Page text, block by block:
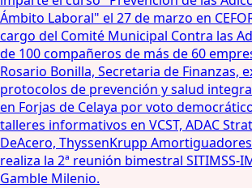
Ámbito Laboral" el 27 de marzo en
cargo del Comité Municipal Contra las
de 100 compañeros de más de 60
Rosario Bonilla, Secretaria de Finanzas,
protocolos de prevención y salud
en Forjas de Celaya por voto
talleres informativos en VCST, ADAC
DeAcero, ThyssenKrupp Amortiguadores
realiza la 2ª reunión bimestral SITIMSS-
Gamble Milenio.